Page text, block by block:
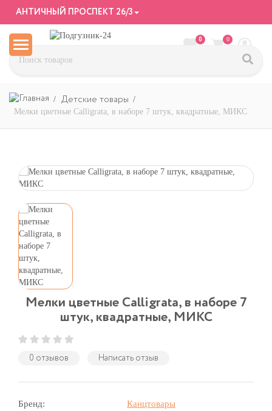
АНТИЧНЫЙ ПРОСПЕКТ 26/3
0 0
Детские товары
Мелки цветные Calligrata, в наборе 7 штук, квадратные, МИКС
Мелки цветные Calligrata, в наборе 7
штук, квадратные, МИКС
0 отзывов Написать отзыв
Бренд:
Канцтовары